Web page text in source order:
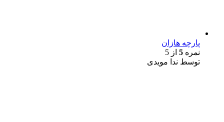
پارچه هازان
نمره 5 از 5
توسط ندا مویدی